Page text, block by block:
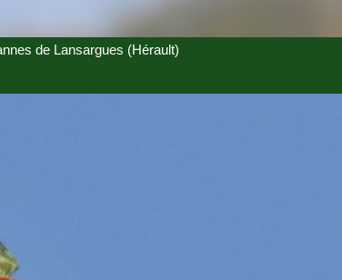
de Lansargues (Hérault)